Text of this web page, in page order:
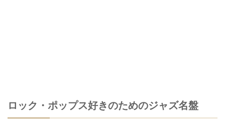
ロック・ポップス好きのためのジャズ名盤